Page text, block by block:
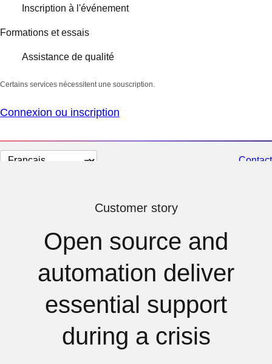
Inscription à l'événement
Formations et essais
Assistance de qualité
Certains services nécessitent une souscription.
Connexion ou inscription
Changer
Contact
Customer story
Open source and
automation deliver
essential support
during a crisis